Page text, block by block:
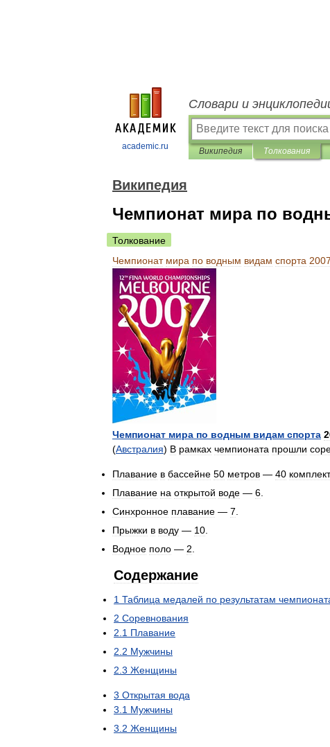
academic.ru
Словари и
Википедия Толкования
Википедия
Чемпионат мира по
Толкование
Чемпионат мира по водным видам спорта 2007
Чемпионат мира по водным видам спорта
(Австралия) В рамках чемпионата прошли
Плавание в бассейне 50 метров — 40
Плавание на открытой воде — 6
Синхронное плавание — 7
Прыжки в воду — 10
Водное поло — 2
Содержание
1 Таблица медалей по результатам
2 Соревнования
2 1 Плавание
2 2 Мужчины
2 3 Женщины
3 Открытая вода
3 1 Мужчины
3 2 Женщины